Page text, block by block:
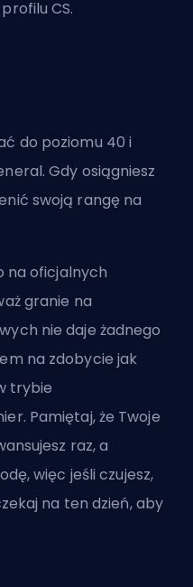
CS.
do poziomu 40 i
Gdy osiągniesz
swoją rangę na
na oficjalnych
granie na
nie daje żadnego
na zdobycie jak
trybie
Pamiętaj, że Twoje
raz, a
więc jeśli czujesz,
na ten dzień, aby